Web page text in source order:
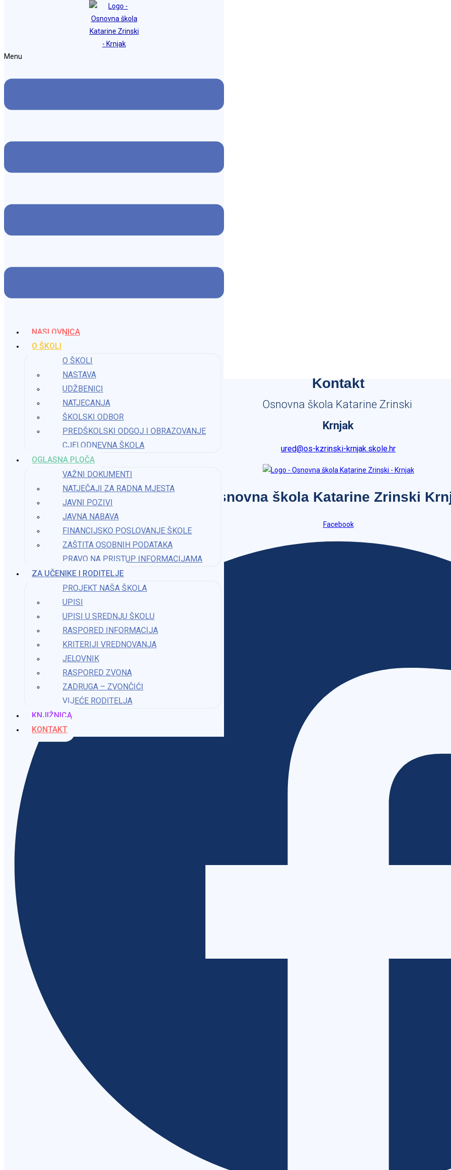
Osnovna škola Katarine Zrinski Krnjak
Menu
NASLOVNICA
O ŠKOLI
O ŠKOLI
NASTAVA
UDŽBENICI
NATJECANJA
ŠKOLSKI ODBOR
PREDŠKOLSKI ODGOJ I OBRAZOVANJE
CJELODNEVNA ŠKOLA
OGLASNA PLOČA
VAŽNI DOKUMENTI
NATJEČAJI ZA RADNA MJESTA
JAVNI POZIVI
JAVNA NABAVA
FINANCIJSKO POSLOVANJE ŠKOLE
ZAŠTITA OSOBNIH PODATAKA
PRAVO NA PRISTUP INFORMACIJAMA​
ZA UČENIKE I RODITELJE
PROJEKT NAŠA ŠKOLA
UPISI
UPISI U SREDNJU ŠKOLU
RASPORED INFORMACIJA
KRITERIJI VREDNOVANJA
JELOVNIK
RASPORED ZVONA
ZADRUGA – ZVONČIĆI
VIJEĆE RODITELJA
KNJIŽNICA
KONTAKT
Možda nešto kao
Velikani našeg kraja
19. prosinca 2024.
Valentinovo na satu Njemačkog jezika
14. veljače 2025.
SVETI NIKOLA POSJETIO JE I NAŠU ŠKOLU
Kontakt
Osnovna škola Katarine Zrinski
Krnjak
ured@os-kzrinski-krnjak.skole.hr
Osnovna škola Katarine Zrinski
Facebook